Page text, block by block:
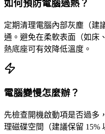
如何預防電腦過熱？
定期清理電腦內部灰塵（建
通。避免在柔軟表面（如床
熱底座可有效降低溫度。
電腦變慢怎麼辦？
先檢查開機啟動項是否過多
理磁碟空間（建議保留 15%